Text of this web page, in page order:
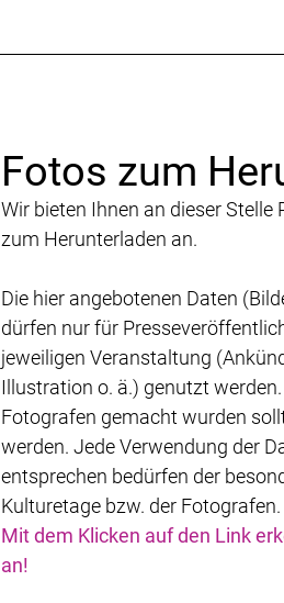
Fotos zum
Wir bieten Ihnen an dieser
zum Herunterladen an.
Die hier angebotenen Daten
dürfen nur für
jeweiligen Veranstaltung
Illustration o. ä.) genutzt
Fotografen gemacht wurden
werden. Jede Verwendung der
entsprechen bedürfen der
Kulturetage bzw. der Fotografen.
Mit dem Klicken auf den Link
an!